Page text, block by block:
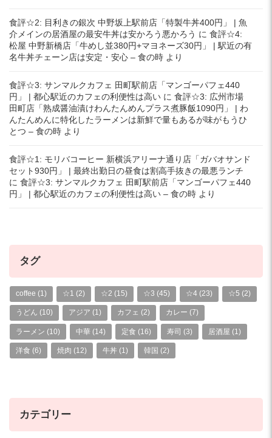
食評☆2: 目利きの銀次 中野坂上駅前店「特製牛丼400円」 | 魚
介メインの居酒屋の最安牛丼は安かろう悪かろう に 食評☆4:
松屋 中野新橋店「牛めし並380円+マヨネーズ30円」 | 駅近の有
名牛丼チェーン店は安定・安心 – 食の時 より
食評☆3: サンマルクカフェ 田町駅前店「マンゴーパフェ440
円」 | 都心駅近のカフェの利便性は高い に 食評☆3: 広州市場
田町店「熟成醤油漬けわんたんめんプラス煮豚飯1090円」 | わ
んたんめんに特化したラーメンは新鮮で量もあるが味がもうひ
とつ – 食の時 より
食評☆1: モリバコーヒー 新横浜アリーナ通り店「ガバオサンド
セット930円」 | 最終出勤日の昼食は割高手抜きの最悪ランチ
に 食評☆3: サンマルクカフェ 田町駅前店「マンゴーパフェ440
円」 | 都心駅近のカフェの利便性は高い – 食の時 より
タグ
coffee (1) ☆1 (2) ☆2 (15) ☆3 (45) ☆4 (23) ☆5 (2)
うどん (10) アジア (1) カフェ (2) カレー (7)
ラーメン (10) 中華 (14) 定食 (16) 寿司 (3) 居酒屋 (1)
洋食 (6) 焼肉 (12) 牛丼 (1) 韓国 (2)
カテゴリー